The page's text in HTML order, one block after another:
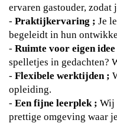
ervaren gastouder, zodat
- Praktijkervaring ; Je
begeleidt in hun
- Ruimte voor eigen idee
spelletjes in gedachten?
- Flexibele werktijden ;
opleiding.
- Een fijne leerplek ; Wij
prettige omgeving waar